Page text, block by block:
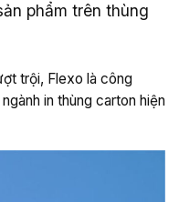
phẩm trên thùng
trội, Flexo là công
in thùng carton hiện